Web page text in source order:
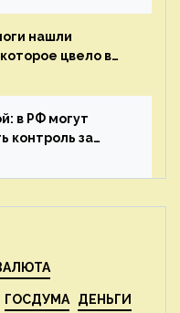
нашли
цвело в
ECOportal
в РФ могут
контроль за
на
ГОСДУМА ДЕНЬГИ